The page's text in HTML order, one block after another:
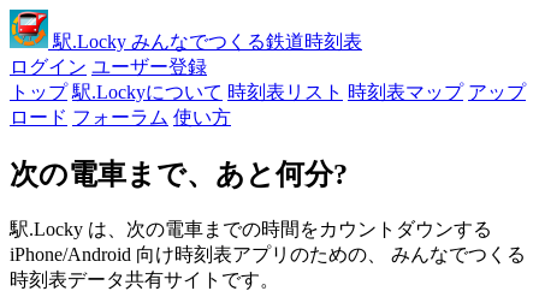
駅.Locky みんなでつくる鉄道時刻表
ログイン ユーザー登録
トップ 駅.Lockyについて 時刻表リスト 時刻表マップ アップ
ロード フォーラム 使い方
次の電車まで、あと何分?
駅.Locky は、次の電車までの時間をカウントダウンする
iPhone/Android 向け時刻表アプリのための、 みんなでつくる
時刻表データ共有サイトです。